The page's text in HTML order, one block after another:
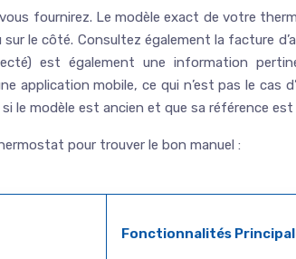
fournirez. Le modèle exact de votre
sur le côté. Consultez également la
est également une information
mobile, ce qui n’est pas le cas
modèle est ancien et que sa référence est
pour trouver le bon manuel :
Fonctionnalités